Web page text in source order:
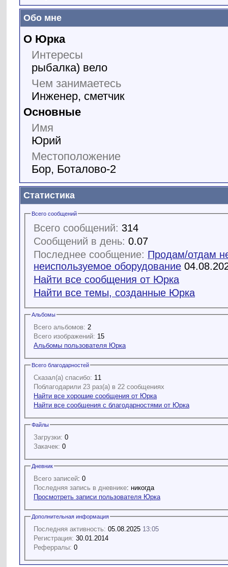
Обо мне
О Юрка
Интересы
рыбалка) вело
Чем занимаетесь
Инженер, сметчик
Основные
Имя
Юрий
Местоположение
Бор, Боталово-2
Статистика
Всего сообщений
Всего сообщений: 314
Сообщений в день: 0.07
Последнее сообщение: Продам/отдам
неиспользуемое оборудование
Найти все сообщения от Юрка
Найти все темы, созданные Юрка
Альбомы
Всего альбомов: 2
Всего изображений: 15
Альбомы пользователя Юрка
Всего благодарностей
Сказал(а) спасибо: 11
Поблагодарили 23 раз(а) в 22 сообщениях
Найти все хорошие сообщения от Юрка
Найти все сообщения с благодарностями от Юрка
Файлы
Загрузки: 0
Закачек: 0
Дневник
Всего записей: 0
Последняя запись в дневнике : никогда
Просмотреть записи пользователя Юрка
Дополнительная информация
Последняя активность: 05.08.2025 13:05
Регистрация: 30.01.2014
Реферралы: 0